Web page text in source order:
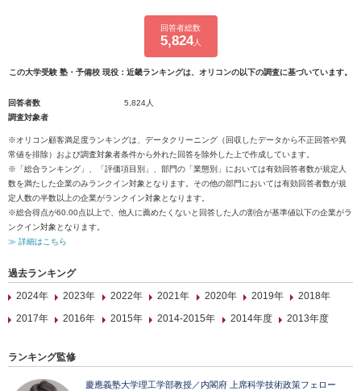
回答者総数
5,824人
この大学受験 塾・予備校 現役：近畿ランキングは、オリコンの以下の調査に基づいています。
回答者数
5,824人
調査対象者
※オリコン顧客満足度ランキングは、データクリーニング（回収したデータから不正回答や異
常値を排除）および調査対象者条件から外れた回答を除外した上で作成しています。
※「総合ランキング」、「評価項目別」、部門の「業態別」においては有効回答者数が規定人
数を満たした企業のみランクイン対象となります。その他の部門においては有効回答者数が規
定人数の半数以上の企業がランクイン対象となります。
※総合得点が60.00点以上で、他人に薦めたくないと回答した人の割合が基準値以下の企業がラ
ンクイン対象となります。
≫ 詳細はこちら
過去ランキング
2024年
2023年 2022年 2021年 2020年 2019年
2018年
2017年
2016年 2015年 2014-2015年 2014年度 2013年度
ランキング監修
慶應義塾大学理工学部教授／内閣府 上席科学技術政策フェロー